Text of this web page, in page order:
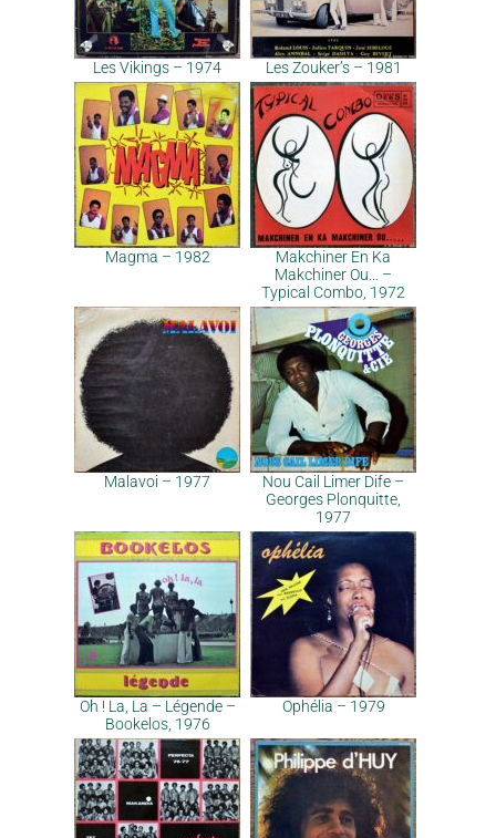
Les Vikings – 1974 Les Zouker’s – 1981
Magma – 1982
Makchiner En Ka
Makchiner Ou… –
Typical Combo, 1972
Malavoi – 1977
Nou Cail Limer Dife –
Georges Plonquitte,
1977
Oh ! La, La – Légende –
Bookelos, 1976
Ophélia – 1979